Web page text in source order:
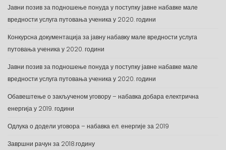
Јавни позив за подношење понуда у поступку јавне набавке мале
вредности услуга путовања ученика у 2020. години
Конкурсна документација за јавну набавку мале вредности услуга
путовања ученика у 2020. години
Јавни позив за подношење понуда у поступку јавне набавке мале
вредности услуга путовања ученика у 2020. години
Обавештење о закљученом уговору – набавка добара електрична
енергија у 2019. години
Одлука о додели уговора – набавка ел. енергије за 2019
Завршни рачун за 2018.годину